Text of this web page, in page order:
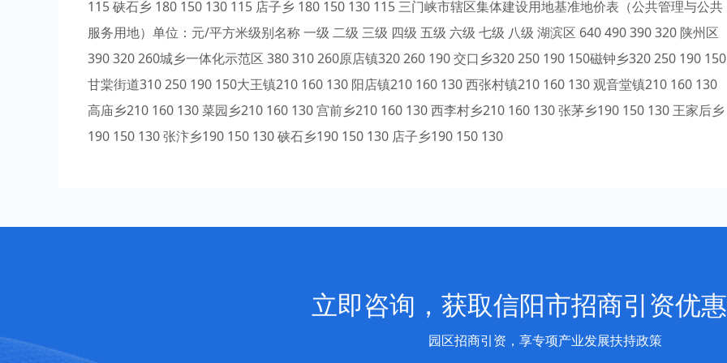
115 硖石乡 180 150 130 115 店子乡 180 150 130 115 三门峡市辖区集体建设用地基准地价表（公共管理与公共
服务用地）单位：元/平方米级别名称 一级 二级 三级 四级 五级 六级 七级 八级 湖滨区 640 490 390 320 陕州区
390 320 260城乡一体化示范区 380 310 260原店镇320 260 190 交口乡320 250 190 150磁钟乡320 250 190 150
甘棠街道310 250 190 150大王镇210 160 130 阳店镇210 160 130 西张村镇210 160 130 观音堂镇210 160 130
高庙乡210 160 130 菜园乡210 160 130 宫前乡210 160 130 西李村乡210 160 130 张茅乡190 150 130 王家后乡
190 150 130 张汴乡190 150 130 硖石乡190 150 130 店子乡190 150 130
立即咨询，获取信阳市招商引资优
园区招商引资，享专项产业发展扶持政策